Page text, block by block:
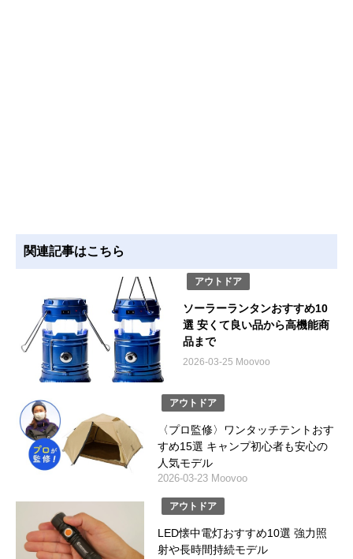
関連記事はこちら
アウトドア
ソーラーランタンおすすめ10
選 安くて良い品から高機能商
品まで
2026-03-25 Moovoo
アウトドア
〈プロ監修〉ワンタッチテントおす
すめ15選 キャンプ初心者も安心の
人気モデル
2026-03-23 Moovoo
アウトドア
LED懐中電灯おすすめ10選 強力照
射や長時間持続モデル